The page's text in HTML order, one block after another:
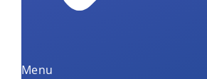
Menu